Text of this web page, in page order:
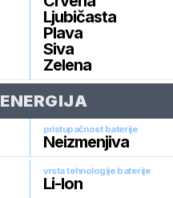
Ljubičasta
Plava
Siva
Zelena
ENERGIJA
pristupačnost baterije
Neizmenjiva
vrsta tehnologije baterije
Li-Ion